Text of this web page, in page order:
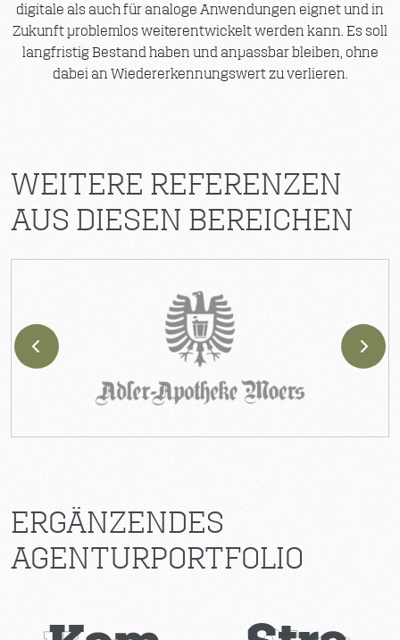
digitale als auch für analoge Anwendungen eignet und in
Zukunft problemlos weiterentwickelt werden kann. Es soll
langfristig Bestand haben und anpassbar bleiben, ohne
dabei an Wiedererkennungswert zu verlieren.
WEITERE REFERENZEN
AUS DIESEN BEREICHEN
ERGÄNZENDES
AGENTURPORTFOLIO